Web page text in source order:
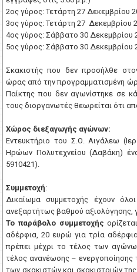
2ος γύρος: Τετάρτη 27 Δεκεμβρίου
3ος γύρος: Τετάρτη 27 Δεκεμβρίου
4ος γύρος: Σάββατο 30 Δεκεμβρίου
5ος γύρος: Σάββατο 30 Δεκεμβρίου
Σκακιστής που δεν προσήλθε
ώρας από την προγραμματισμένη
Παίκτης που δεν αγωνίστηκε σε
τους διοργανωτές θεωρείται ότι
Χώρος διεξαγωγής αγώνων:
Εντευκτήριο του Σ.Ο. Αιγάλεω
Ηρώων Πολυτεχνείου (Δαβάκη)
5910421).
Συμμετοχή:
Δικαίωμα συμμετοχής έχουν
ανεξαρτήτως βαθμού αξιολόγησης,
Το παράβολο συμμετοχής
αδέρφια, 20 ευρώ για τρία
πρέπει μέχρι το τέλος των
τέλος ανανέωσης – ενεργοποίησης
των σκακιστών και σκακιστριών